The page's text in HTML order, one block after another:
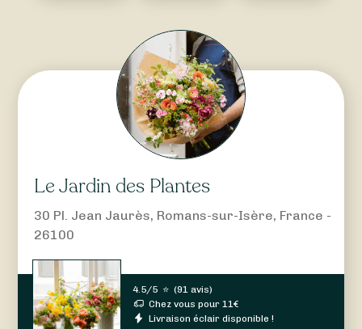
Le Jardin des Plantes
30 Pl. Jean Jaurès, Romans-sur-Isère, France -
26100
4.5/5 ⭐ (91 avis)
Chez vous pour11€
Livraison éclair disponible !